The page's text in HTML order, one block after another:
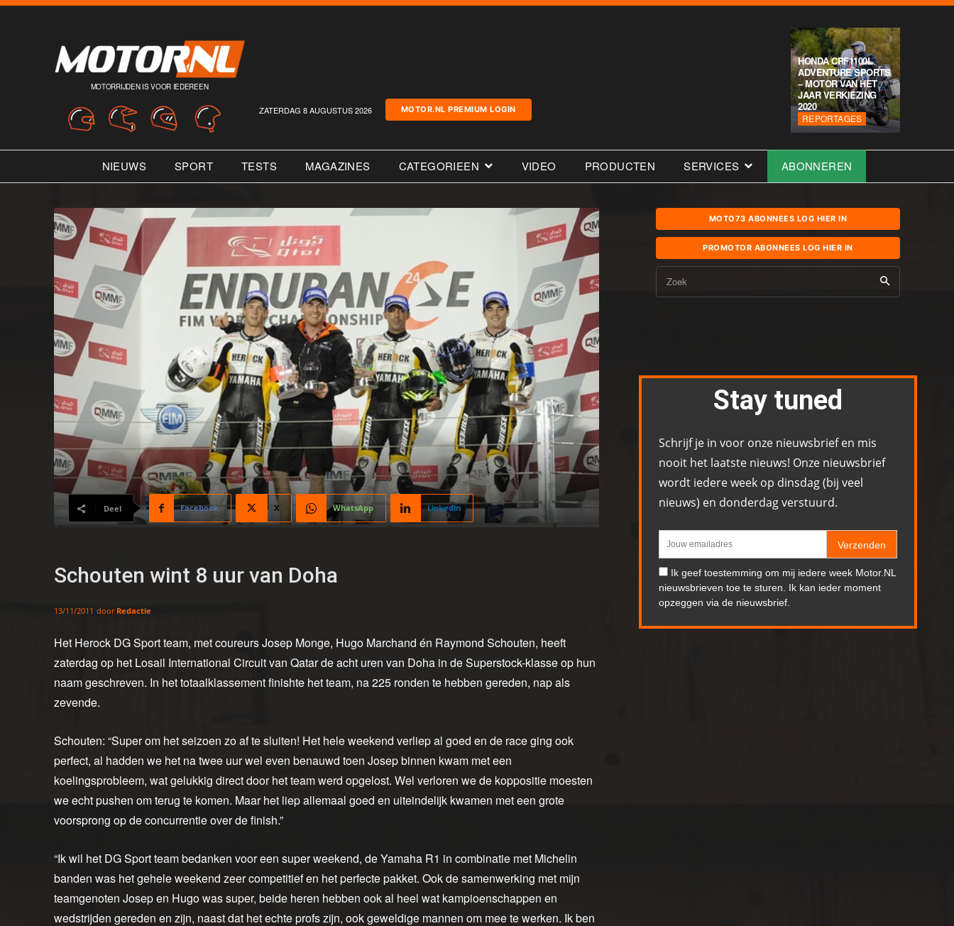
MOTORRIJDEN IS VOOR IEDEREEN
ZATERDAG 8 AUGUSTUS 2026 MOTOR.NL PREMIUM LOGIN
HONDA CRF1100L
ADVENTURE SPORTS
– MOTOR VAN HET
JAAR VERKIEZING
2020
REPORTAGES
NIEUWS SPORT TESTS MAGAZINES CATEGORIEEN VIDEO PRODUCTEN SERVICES ABONNEREN
Deel Facebook X WhatsApp Linkedin
Schouten wint 8 uur van Doha
13/11/2011 door Redactie
Het Herock DG Sport team, met coureurs Josep Monge, Hugo Marchand én Raymond Schouten, heeft
zaterdag op het Losail International Circuit van Qatar de acht uren van Doha in de Superstock-klasse op hun
naam geschreven. In het totaalklassement finishte het team, na 225 ronden te hebben gereden, nap als
zevende.
Schouten: “Super om het seizoen zo af te sluiten! Het hele weekend verliep al goed en de race ging ook
perfect, al hadden we het na twee uur wel even benauwd toen Josep binnen kwam met een
koelingsprobleem, wat gelukkig direct door het team werd opgelost. Wel verloren we de koppositie moesten
we echt pushen om terug te komen. Maar het liep allemaal goed en uiteindelijk kwamen met een grote
voorsprong op de concurrentie over de finish.”
“Ik wil het DG Sport team bedanken voor een super weekend, de Yamaha R1 in combinatie met Michelin
banden was het gehele weekend zeer competitief en het perfecte pakket. Ook de samenwerking met mijn
teamgenoten Josep en Hugo was super, beide heren hebben ook al heel wat kampioenschappen en
wedstrijden gereden en zijn, naast dat het echte profs zijn, ook geweldige mannen om mee te werken. Ik ben
MOTO73 ABONNEES LOG HIER IN
PROMOTOR ABONNEES LOG HIER IN
Zoek
Stay tuned
Schrijf je in voor onze nieuwsbrief en mis
nooit het laatste nieuws! Onze nieuwsbrief
wordt iedere week op dinsdag (bij veel
nieuws) en donderdag verstuurd.
Verzenden
Ik geef toestemming om mij iedere week Motor.NL
nieuwsbrieven toe te sturen. Ik kan ieder moment
opzeggen via de nieuwsbrief.